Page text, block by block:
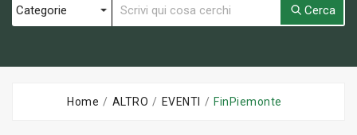
Cerca
Home ALTRO EVENTI FinPiemonte